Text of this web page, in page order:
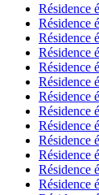
Résidence
Résidence
Résidence
Résidence
Résidence
Résidence
Résidence
Résidence
Résidence
Résidence
Résidence
Résidence
Résidence